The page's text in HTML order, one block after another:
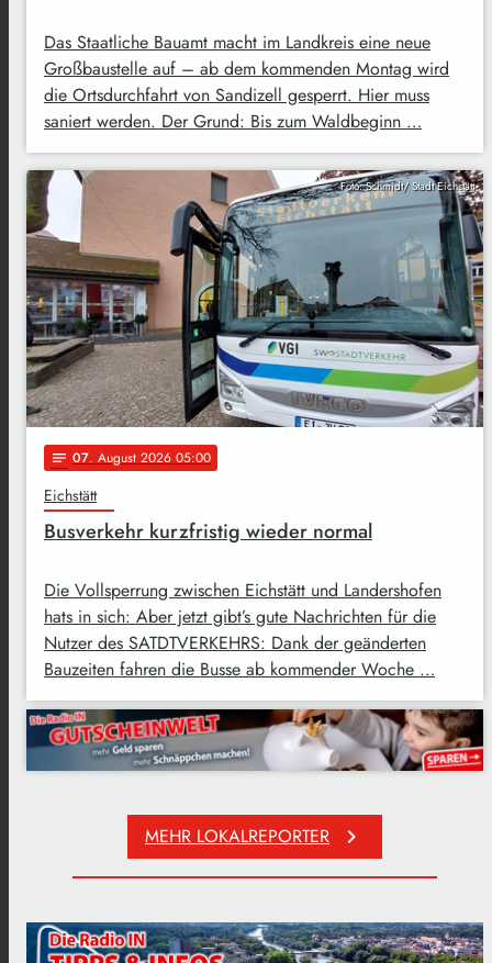
Das Staatliche Bauamt macht im Landkreis eine neue
Großbaustelle auf – ab dem kommenden Montag wird
die Ortsdurchfahrt von Sandizell gesperrt. Hier muss
saniert werden. Der Grund: Bis zum Waldbeginn …
Foto: Schmidt/ Stadt Eichstätt
notes 07. August 2026 05:00
Eichstätt
Busverkehr kurzfristig wieder normal
Die Vollsperrung zwischen Eichstätt und Landershofen
hats in sich: Aber jetzt gibt’s gute Nachrichten für die
Nutzer des SATDTVERKEHRS: Dank der geänderten
Bauzeiten fahren die Busse ab kommender Woche …
MEHR LOKALREPORTER keyboard_arrow_right